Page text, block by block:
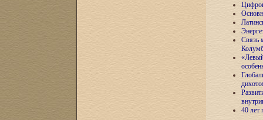
Связь
40 лет